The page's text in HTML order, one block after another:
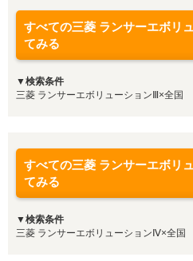
すべての三菱 ランサーエボリ
てみる
▼検索条件
三菱 ランサーエボリューションⅢ×全国
すべての三菱 ランサーエボリ
てみる
▼検索条件
三菱 ランサーエボリューションⅣ×全国